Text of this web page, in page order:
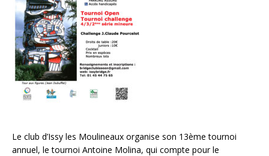
Le club d’Issy les Moulineaux organise son 13ème tournoi
annuel, le tournoi Antoine Molina, qui compte pour le